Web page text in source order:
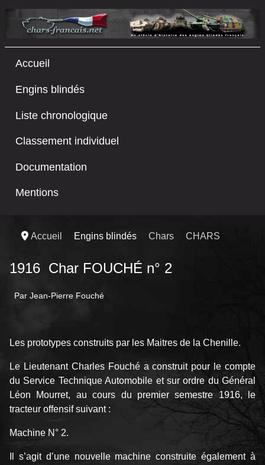
Accueil
Engins blindés
Liste chronologique
Classement individuel
Documentation
Mentions
Accueil Engins blindés Chars CHARS
1916 Char FOUCHÉ n° 2
Par Jean-Pierre Fouché
Les prototypes construits par les Maitres de la Chenille.
Le Lieutenant Charles Fouché a construit pour le compte
du Service Technique Automobile et sur ordre du Général
Léon Mourret, au cours du premier semestre 1916, le
tracteur offensif suivant :
Machine N° 2.
Il s’agit d’une nouvelle machine construite également à